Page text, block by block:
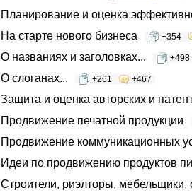
Планирование и оценка
На старте нового бизнеса
+354
О названиях и заголовках... +498
О слоганах... +261 +467
Защита и оценка авторских и
Продвижение печатной продукции
Продвижение коммуникационных
Идеи по продвижению продуктов
Строители, риэлторы,